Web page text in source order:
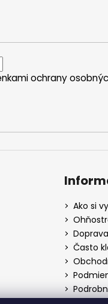
ochrany
Ako si
Často